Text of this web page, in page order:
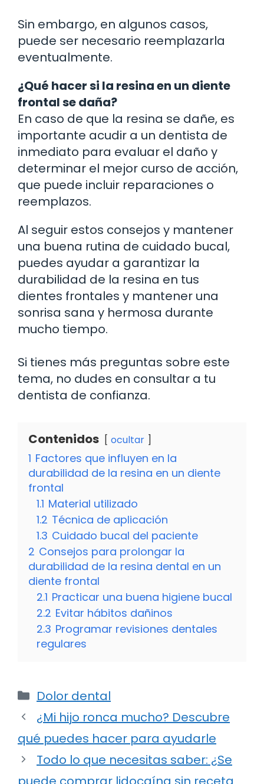
Sin embargo, en algunos casos,
puede ser necesario reemplazarla
eventualmente.
¿Qué hacer si la resina en un diente
frontal se daña?
En caso de que la resina se dañe, es
importante acudir a un dentista de
inmediato para evaluar el daño y
determinar el mejor curso de acción,
que puede incluir reparaciones o
reemplazos.
Al seguir estos consejos y mantener
una buena rutina de cuidado bucal,
puedes ayudar a garantizar la
durabilidad de la resina en tus
dientes frontales y mantener una
sonrisa sana y hermosa durante
mucho tiempo.
Si tienes más preguntas sobre este
tema, no dudes en consultar a tu
dentista de confianza.
Contenidos ocultar
1 Factores que influyen en la
durabilidad de la resina en un diente
frontal
1.1 Material utilizado
1.2 Técnica de aplicación
1.3 Cuidado bucal del paciente
2 Consejos para prolongar la
durabilidad de la resina dental en un
diente frontal
2.1 Practicar una buena higiene bucal
2.2 Evitar hábitos dañinos
2.3 Programar revisiones dentales
regulares
Categorías
Dolor dental
¿Mi hijo ronca mucho? Descubre
qué puedes hacer para ayudarle
Todo lo que necesitas saber: ¿Se